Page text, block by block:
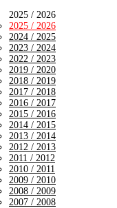
2025 / 2026
2025 / 2026
2024 / 2025
2023 / 2024
2022 / 2023
2019 / 2020
2018 / 2019
2017 / 2018
2016 / 2017
2015 / 2016
2014 / 2015
2013 / 2014
2012 / 2013
2011 / 2012
2010 / 2011
2009 / 2010
2008 / 2009
2007 / 2008